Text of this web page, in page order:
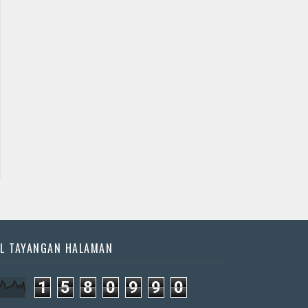
TAYANGAN HALAMAN
1 5 8 0 9 9 0